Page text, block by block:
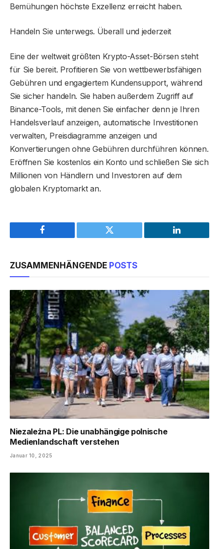
Bemühungen höchste Exzellenz erreicht haben.
Handeln Sie unterwegs. Überall und jederzeit
Eine der weltweit größten Krypto-Asset-Börsen steht
für Sie bereit. Profitieren Sie von wettbewerbsfähigen
Gebühren und engagiertem Kundensupport, während
Sie sicher handeln. Sie haben außerdem Zugriff auf
Binance-Tools, mit denen Sie einfacher denn je Ihren
Handelsverlauf anzeigen, automatische Investitionen
verwalten, Preisdiagramme anzeigen und
Konvertierungen ohne Gebühren durchführen können.
Eröffnen Sie kostenlos ein Konto und schließen Sie sich
Millionen von Händlern und Investoren auf dem
globalen Kryptomarkt an.
Facebook Twitter LinkedIn
ZUSAMMENHÄNGENDE POSTS
Niezależna PL: Die unabhängige polnische
Medienlandschaft verstehen
Januar 10, 2025